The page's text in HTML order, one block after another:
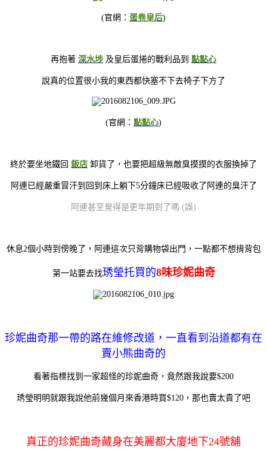
(官網： 蛋卷皇后)
再抱著 深水埗 及皇后蛋捲的戰利品到 點點心
說真的位置很小我的東西都快塞不下去椅子下方了
(官網： 點點心)
終於要坐地鐵回 飯店 卸貨了，也要把超級無敵臭摸摸的衣服換掉了
阿連已經嚴重冒汗到回到床上躺下5分鐘床已經吸收了阿連的臭汗了
阿連甚至覺得是更年期到了嗎 (誤)
休息2個小時到傍晚了，阿連這次只背購物袋出門，一點都不想揹背包
第一站要去找琇瑩托買的8味珍妮曲奇
珍妮曲奇那一帶的路在維修改道，一直看到沿道都有在
賣小熊曲奇的
看著指標找到一家超怪的珍妮曲奇，竟然跟我說要$200
琇瑩明明就跟我說他前幾個月來香港時買$120，那也賣太貴了吧
真正的珍妮曲奇藏身在美麗都大廈地下24號舖